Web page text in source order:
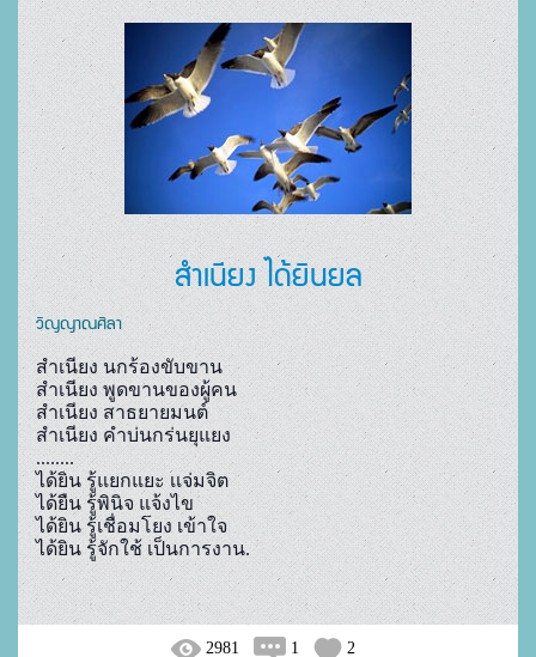
สำเนียง ได้ยินยล
วิญญาณศิลา
สำเนียง นกร้องขับขาน
สำเนียง พูดขานของผู้คน
สำเนียง สาธยายมนต์
สำเนียง คำบ่นกร่นยุแยง
........
ได้ยิน รู้แยกแยะ เเจ่มจิต
ได้ยืน รู้พินิจ แจ้งไข
ได้ยิน รู้เชื่อมโยง เข้าใจ
ได้ยิน รู้จักใช้ เป็นการงาน.
2981 1 2